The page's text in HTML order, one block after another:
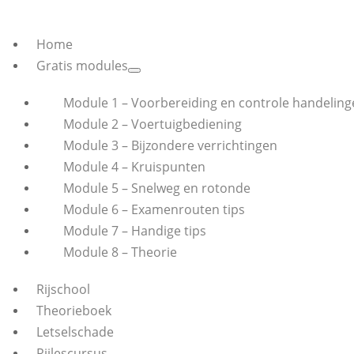
Home
Gratis modules
Module 1 – Voorbereiding en controle
Module 2 – Voertuigbediening
Module 3 – Bijzondere verrichtingen
Module 4 – Kruispunten
Module 5 – Snelweg en rotonde
Module 6 – Examenrouten tips
Module 7 – Handige tips
Module 8 – Theorie
Rijschool
Theorieboek
Letselschade